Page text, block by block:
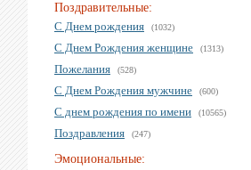
Поздравительные:
С Днем рождения
(1032)
С Днем Рождения женщине (1313)
Пожелания (528)
С Днем Рождения мужчине (600)
С днем рождения по имени (10565)
Поздравления (247)
Эмоциональные: